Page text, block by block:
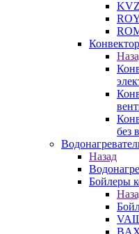
KVZ
без
Назад
Бойлеры